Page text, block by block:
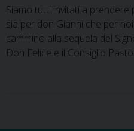
Siamo tutti invitati a
sia per don Gianni che per
cammino alla sequela del
Don Felice e il Consiglio